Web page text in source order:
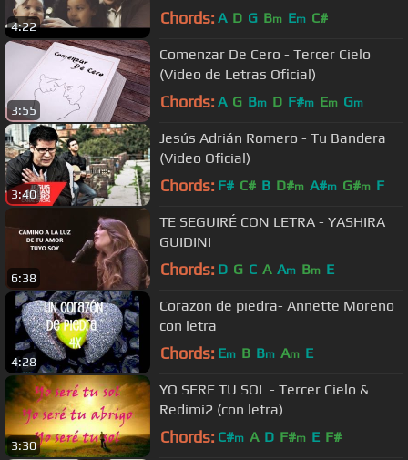
4:22 Chords: A D G Bm Em C#
3:55
Comenzar De Cero - Tercer Cielo
(Video de Letras Oficial)
Chords: A G Bm D F#m Em Gm
3:40
Jesús Adrián Romero - Tu Bandera
(Video Oficial)
Chords: F# C# B D#m A#m G#m F
6:38
TE SEGUIRÉ CON LETRA - YASHIRA
GUIDINI
Chords: D G C A Am Bm E
4:28
Corazon de piedra- Annette Moreno
con letra
Chords: Em B Bm Am E
3:30
YO SERE TU SOL - Tercer Cielo &
Redimi2 (con letra)
Chords: C#m A D F#m E F#